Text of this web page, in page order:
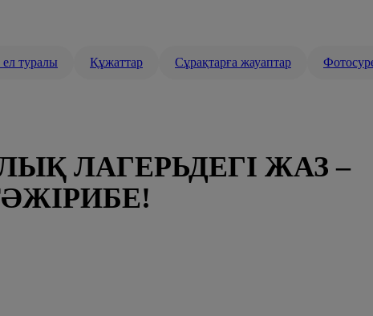
туралы Құжаттар Сұрақтарға жауаптар
ЛАГЕРЬДЕГІ ЖАЗ –